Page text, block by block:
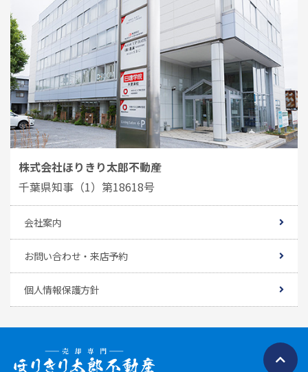
株式会社ほりきり太郎不動産
千葉県知事（1）第18618号
会社案内
お問い合わせ・来店予約
個人情報保護方針